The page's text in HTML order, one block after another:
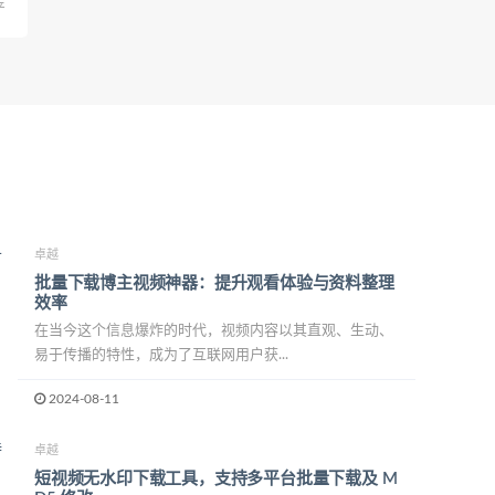
卓越
批量下载博主视频神器：提升观看体验与资料整理
效率
在当今这个信息爆炸的时代，视频内容以其直观、生动、
易于传播的特性，成为了互联网用户获...
2024-08-11
卓越
短视频无水印下载工具，支持多平台批量下载及 M